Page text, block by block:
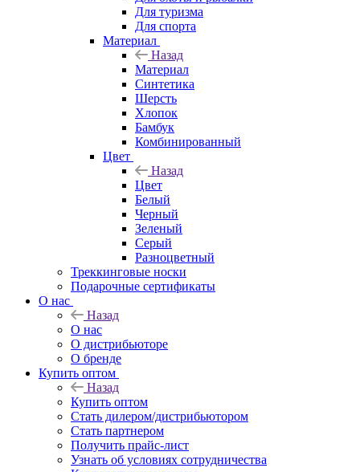
Для туризма
Для спорта
Материал
Назад
Материал
Синтетика
Шерсть
Хлопок
Бамбук
Комбинированный
Цвет
Назад
Цвет
Белый
Черный
Зеленый
Серый
Разноцветный
Треккинговые носки
Подарочные сертификаты
О нас
Назад
О нас
О дистрибьюторе
О бренде
Купить оптом
Назад
Купить оптом
Стать дилером/дистрибьютором
Стать партнером
Получить прайс-лист
Узнать об условиях сотрудничества